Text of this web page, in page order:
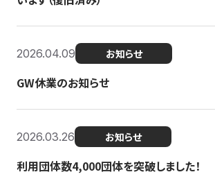
2026.04.09 お知らせ
GW休業のお知らせ
2026.03.26 お知らせ
利用団体数4,000団体を突破しました！